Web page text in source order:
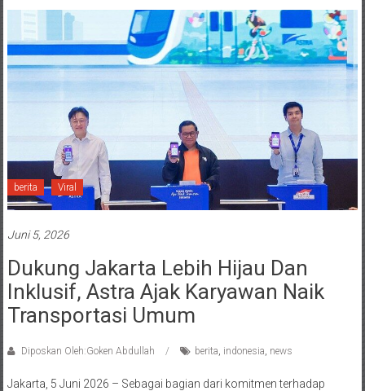
berita Viral
Juni 5, 2026
Dukung Jakarta Lebih Hijau Dan
Inklusif, Astra Ajak Karyawan Naik
Transportasi Umum
Diposkan Oleh:Goken Abdullah berita indonesia news
Jakarta, 5 Juni 2026 – Sebagai bagian dari komitmen terhadap